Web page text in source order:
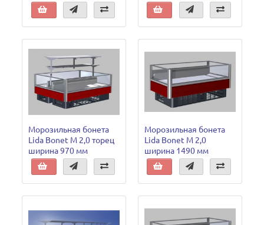
Морозильная бонета
Lida Bonet М 2,0 торец
ширина 970 мм
Морозильная бонета
Lida Bonet М 2,0
ширина 1490 мм